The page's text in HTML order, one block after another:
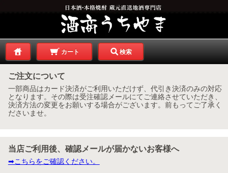
カート 検索
ご注文について
一部商品はカード決済がご利用いただけず、代引き決済のみの対応
となります。その際は受注確認メールにてご連絡させていただき、
決済方法の変更をお願いする場合がございます。前もってご了承く
ださいませ。
当店ご利用後、確認メールが届かないお客様へ
➡こちらをご確認ください。